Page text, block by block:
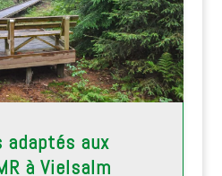
aux
à Vielsalm